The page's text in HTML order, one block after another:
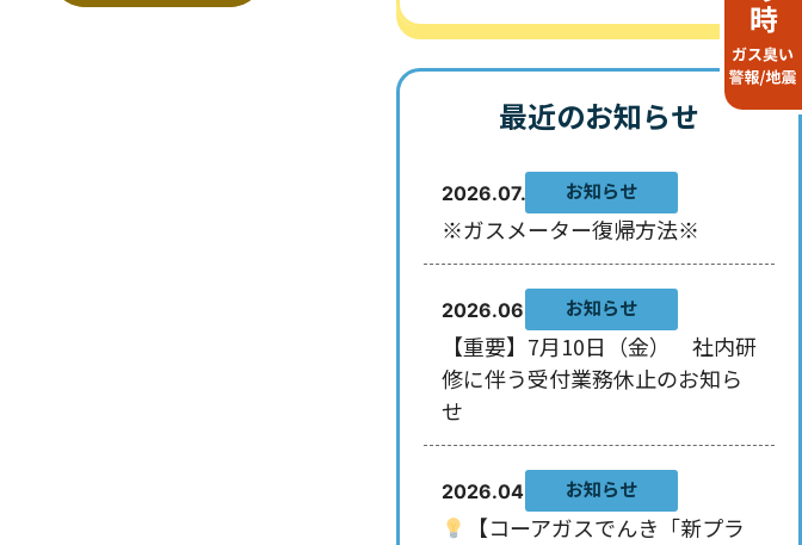
最近のお知らせ
2026.07.29 お知らせ
※ガスメーター復帰方法※
2026.06.10 お知らせ
【重要】7月10日（金） 社内研
修に伴う受付業務休止のお知ら
せ
2026.04.30 お知らせ
【コーアガスでんき「新プラ